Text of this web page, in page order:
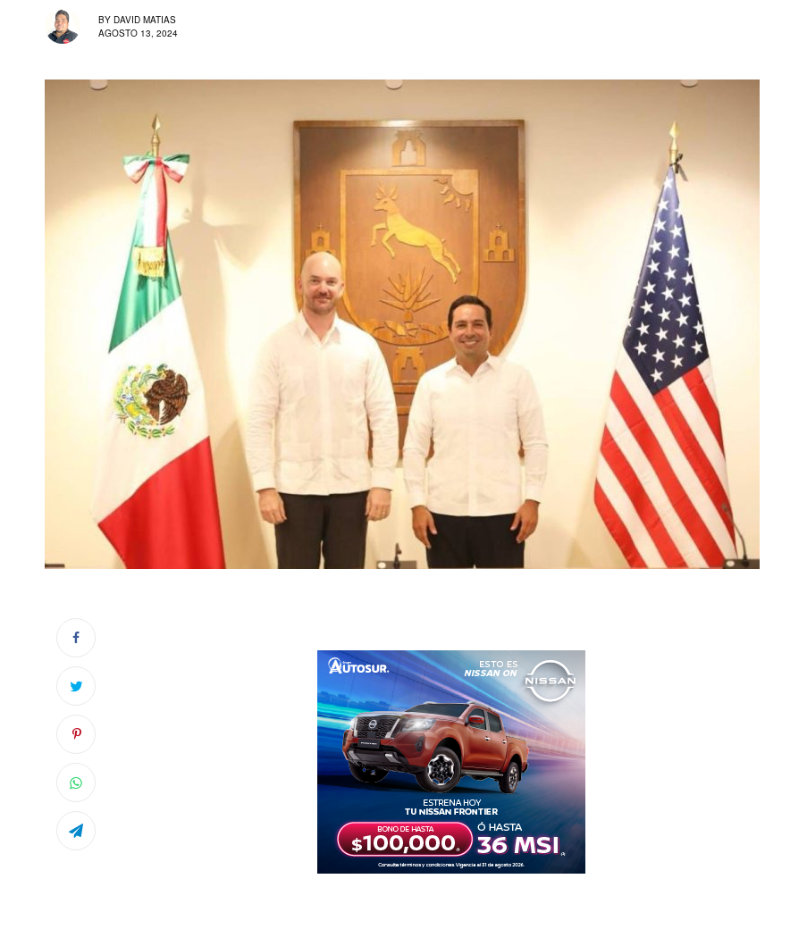
BY DAVID MATIAS
AGOSTO 13, 2024